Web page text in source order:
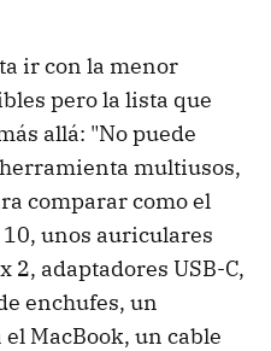
ir con la menor
pero la lista que
allá: "No puede
multiusos,
comparar como el
unos auriculares
adaptadores USB-C,
enchufes, un
MacBook, un cable